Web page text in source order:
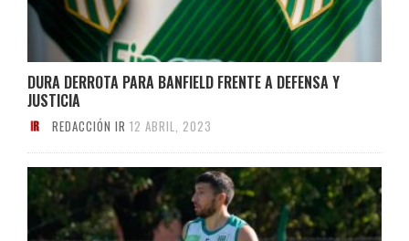
DURA DERROTA PARA BANFIELD FRENTE A DEFENSA Y
JUSTICIA
REDACCIÓN IR 12 ABRIL, 2023